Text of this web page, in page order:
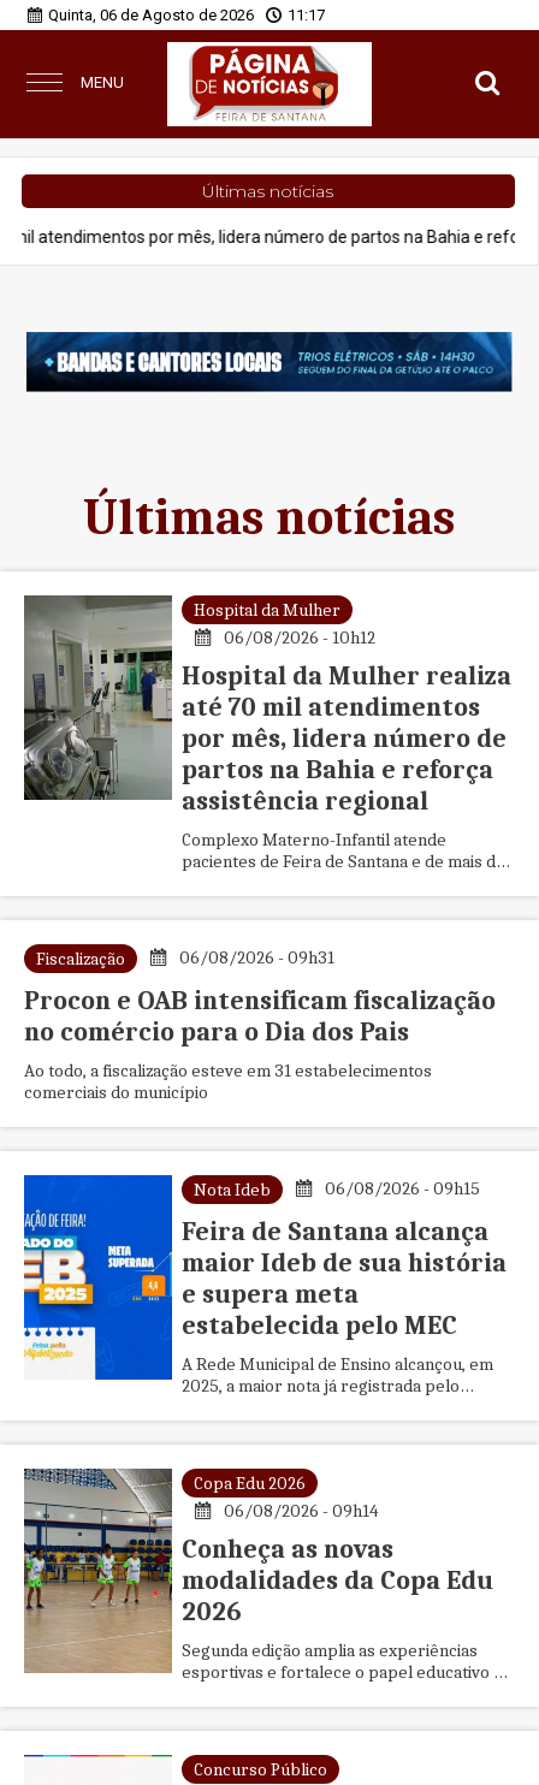
Quinta, 06 de Agosto de 2026 11:17
MENU
Últimas notícias
por mês, lidera número de partos na Bahia e reforça
Últimas notícias
Hospital da Mulher
06/08/2026 - 10h12
Hospital da Mulher realiza
até 70 mil atendimentos
por mês, lidera número de
partos na Bahia e reforça
assistência regional
Complexo Materno-Infantil atende
pacientes de Feira de Santana e de mais de
mantém estrutura financiada
majoritariamente com recursos do
município
Fiscalização 06/08/2026 - 09h31
Procon e OAB intensificam fiscalização
no comércio para o Dia dos Pais
Ao todo, a fiscalização esteve em 31 estabelecimentos
comerciais do município
Nota Ideb 06/08/2026 - 09h15
Feira de Santana alcança
maior Ideb de sua história
e supera meta
estabelecida pelo MEC
A Rede Municipal de Ensino alcançou, em
2025, a maior nota já registrada pelo
Copa Edu 2026
06/08/2026 - 09h14
Conheça as novas
modalidades da Copa Edu
2026
Segunda edição amplia as experiências
esportivas e fortalece o papel educativo da
Concurso Público